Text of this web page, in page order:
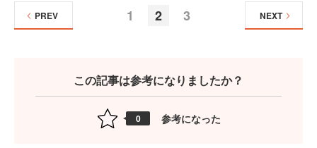
1 2 3
PREV NEXT
この記事は参考になりましたか？
0 参考になった